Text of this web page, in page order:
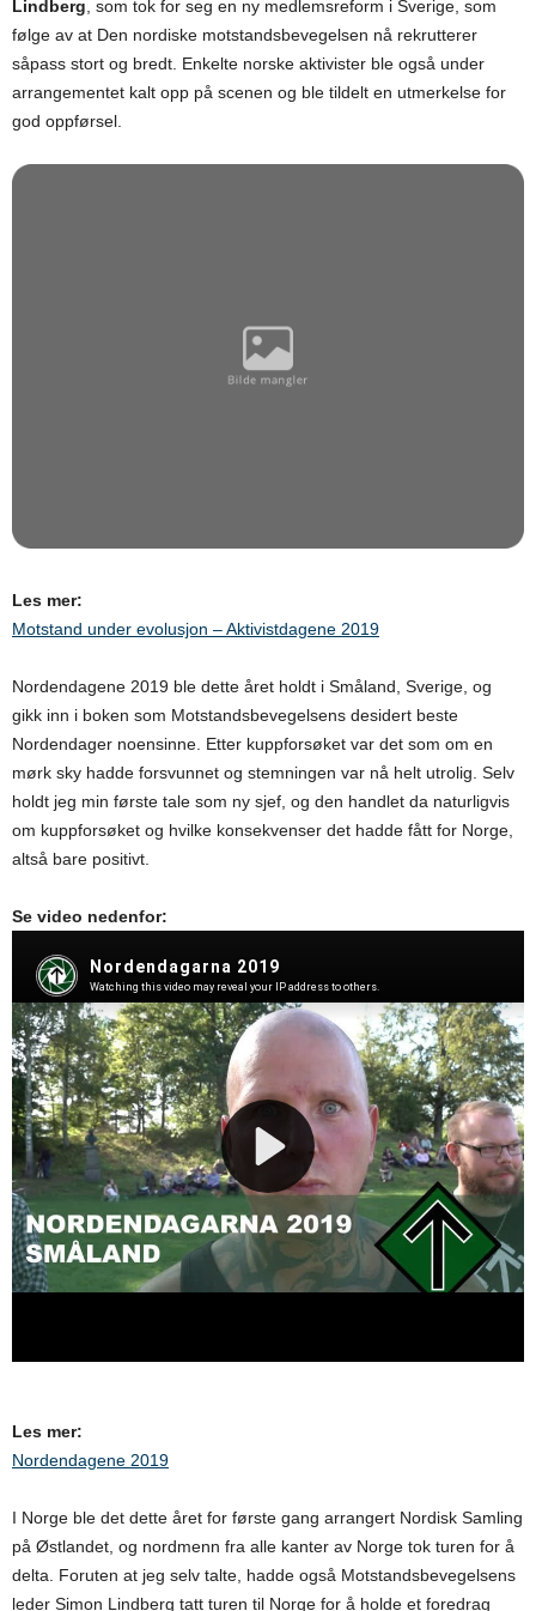
Lindberg , som tok for seg en ny medlemsreform i Sverige, som
følge av at Den nordiske motstandsbevegelsen nå rekrutterer
såpass stort og bredt. Enkelte norske aktivister ble også under
arrangementet kalt opp på scenen og ble tildelt en utmerkelse for
god oppførsel.
Les mer:
Motstand under evolusjon – Aktivistdagene 2019
Nordendagene 2019 ble dette året holdt i Småland, Sverige, og
gikk inn i boken som Motstandsbevegelsens desidert beste
Nordendager noensinne. Etter kuppforsøket var det som om en
mørk sky hadde forsvunnet og stemningen var nå helt utrolig. Selv
holdt jeg min første tale som ny sjef, og den handlet da naturligvis
om kuppforsøket og hvilke konsekvenser det hadde fått for Norge,
altså bare positivt.
Se video nedenfor:
Les mer:
Nordendagene 2019
I Norge ble det dette året for første gang arrangert Nordisk Samling
på Østlandet, og nordmenn fra alle kanter av Norge tok turen for å
delta. Foruten at jeg selv talte, hadde også Motstandsbevegelsens
leder Simon Lindberg tatt turen til Norge for å holde et foredrag